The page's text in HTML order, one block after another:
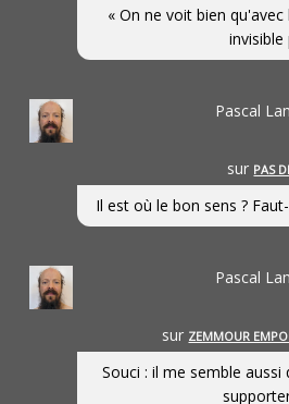
« On ne voit bien
invisible
Pascal
sur PAS
Il est où le bon sens ?
Pascal
sur ZEMMOUR
Souci : il me semble